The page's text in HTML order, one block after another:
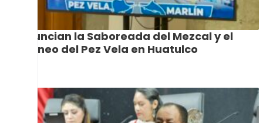
Anuncian la Saboreada del Mezcal y el
Torneo del Pez Vela en Huatulco